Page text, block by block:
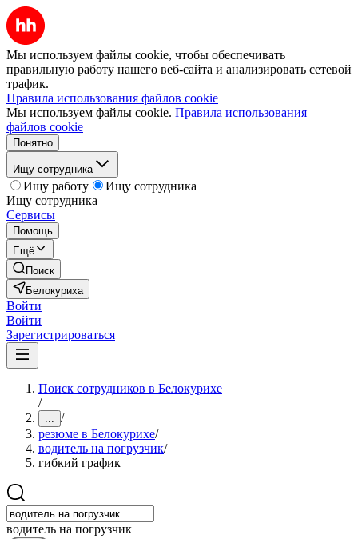
Мы используем файлы cookie, чтобы обеспечивать
правильную работу нашего веб-сайта и анализировать сетевой
трафик.
Правила использования файлов cookie
Мы используем файлы cookie. Правила использования
файлов cookie
Понятно
Ищу сотрудника
Ищу работу
Ищу сотрудника
Ищу сотрудника
Сервисы
Помощь
Ещё
Поиск
Белокуриха
Войти
Войти
Зарегистрироваться
Поиск сотрудников в Белокурихе
/
... /
резюме в Белокурихе/
водитель на погрузчик/
гибкий график
водитель на погрузчик